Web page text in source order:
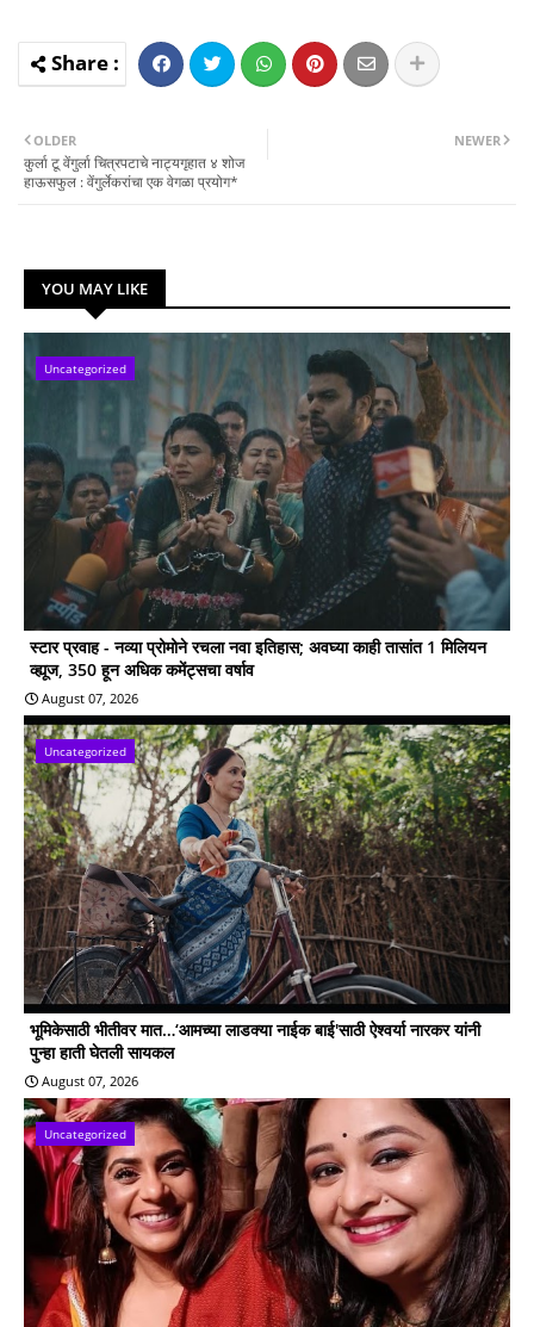
NEWER
OLDER
कुर्ला टू वेंगुर्ला चित्रपटाचे नाट्यगृहात ४ शोज
हाऊसफुल : वेंगुर्लेकरांचा एक वेगळा प्रयोग*
YOU MAY LIKE
Uncategorized
स्टार प्रवाह - नव्या प्रोमोने रचला नवा इतिहास; अवघ्या काही तासांत 1 मिलियन
व्ह्यूज, 350 हून अधिक कमेंट्सचा वर्षाव
August 07, 2026
Uncategorized
भूमिकेसाठी भीतीवर मात…‘आमच्या लाडक्या नाईक बाई'साठी ऐश्वर्या नारकर यांनी
पुन्हा हाती घेतली सायकल
August 07, 2026
Uncategorized